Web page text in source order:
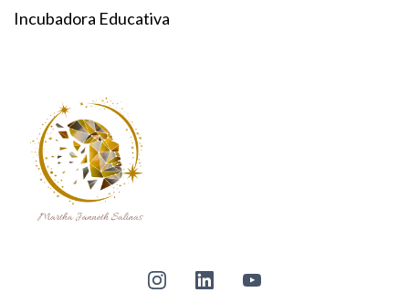
Incubadora Educativa